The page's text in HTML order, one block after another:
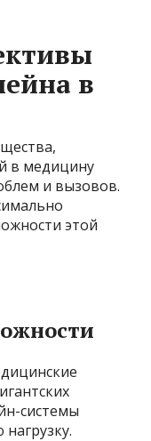
в
в медицину
и вызовов.
этой
системы